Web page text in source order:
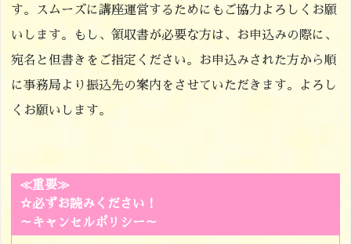
す。スムーズに講座運営するためにもご協力よろしくお願
いします。もし、領収書が必要な方は、お申込みの際に、
宛名と但書きをご指定ください。お申込みされた方から順
に事務局より振込先の案内をさせていただきます。よろし
くお願いします。
≪重要≫
☆必ずお読みください！
～キャンセルポリシー～